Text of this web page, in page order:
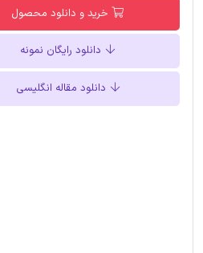
خرید و دانلود محصول
دانلود رایگان نمونه
دانلود مقاله انگلیسی